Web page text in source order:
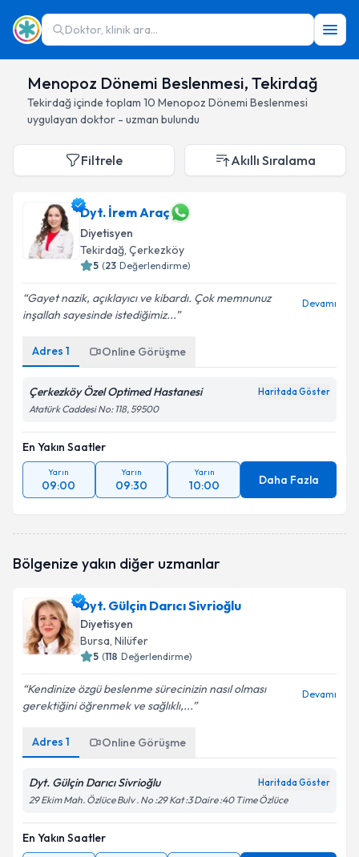
Doktor, klinik ara...
Menopoz Dönemi Beslenmesi, Tekirdağ
Tekirdağiçinde toplam 10 Menopoz Dönemi Beslenmesi
uygulayan doktor - uzman bulundu
Filtrele Akıllı Sıralama
Dyt. İrem Araç
Diyetisyen
Tekirdağ, Çerkezköy
5 (23 Değerlendirme)
Gayet nazik, açıklayıcı ve kibardı. Çok memnunuz
inşallah sayesinde istediğimiz...
Devamı
Adres 1 Online Görüşme
Çerkezköy Özel Optimed Hastanesi Haritada Göster
Atatürk Caddesi No: 118, 59500
En Yakın Saatler
Yarın
09:00
Yarın
09:30
Yarın
10:00 Daha Fazla
Bölgenize yakın diğer uzmanlar
Dyt. Gülçin Darıcı Sivrioğlu
Diyetisyen
Bursa, Nilüfer
5 (118 Değerlendirme)
Kendinize özgü beslenme sürecinizin nasıl olması
gerektiğini öğrenmek ve sağlıklı,...
Devamı
Adres 1 Online Görüşme
Dyt. Gülçin Darıcı Sivrioğlu Haritada Göster
29 Ekim Mah. Özlüce Bulv . No :29 Kat :3 Daire :40 Time Özlüce
En Yakın Saatler